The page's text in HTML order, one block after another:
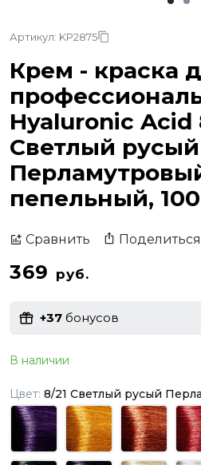
Артикул: KP2875
Крем - краска
Hyaluronic Acid
Светлый русый
пепельный,
Сравнить Поделиться
369 руб.
+37 бонусов
В наличии
Цвет: 8/21 Светлый русый